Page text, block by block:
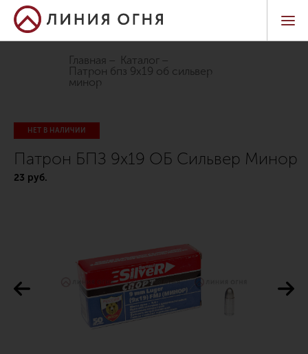
Главная
Каталог
патрон бпз 9х19 об сильвер
минор
НЕТ В НАЛИЧИИ
Патрон БПЗ 9х19 ОБ Сильвер Минор
23 руб.